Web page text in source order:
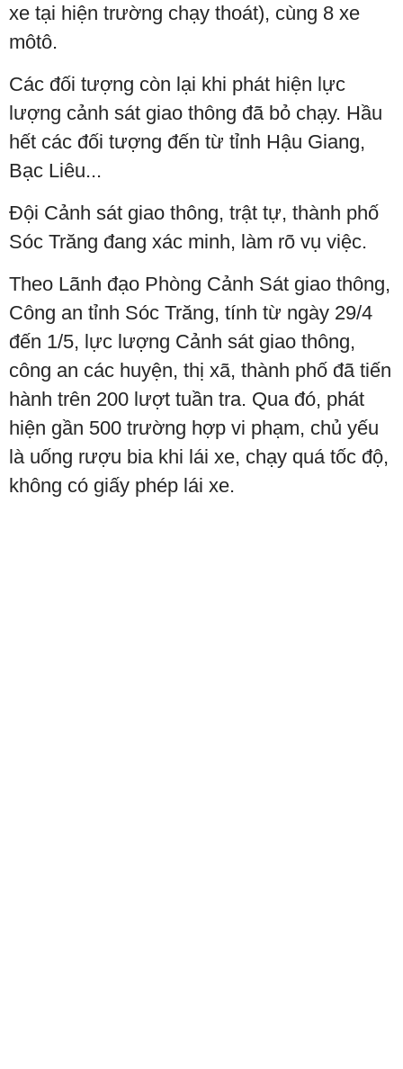
xe tại hiện trường chạy thoát), cùng 8 xe
môtô.
Các đối tượng còn lại khi phát hiện lực
lượng cảnh sát giao thông đã bỏ chạy. Hầu
hết các đối tượng đến từ tỉnh Hậu Giang,
Bạc Liêu...
Đội Cảnh sát giao thông, trật tự, thành phố
Sóc Trăng đang xác minh, làm rõ vụ việc.
Theo Lãnh đạo Phòng Cảnh Sát giao thông,
Công an tỉnh Sóc Trăng, tính từ ngày 29/4
đến 1/5, lực lượng Cảnh sát giao thông,
công an các huyện, thị xã, thành phố đã tiến
hành trên 200 lượt tuần tra. Qua đó, phát
hiện gần 500 trường hợp vi phạm, chủ yếu
là uống rượu bia khi lái xe, chạy quá tốc độ,
không có giấy phép lái xe.